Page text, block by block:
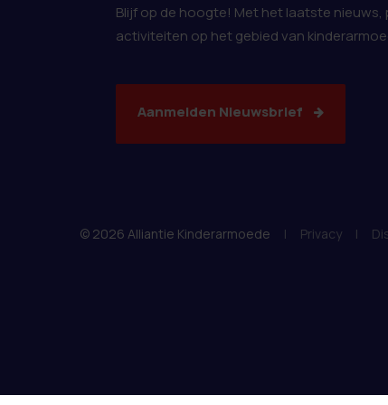
Blijf op de hoogte! Met het laatste nieuws,
activiteiten op het gebied van
Aanmelden Nieuwsbrief
© 2026 Alliantie Kinderarmoede | Privacy |